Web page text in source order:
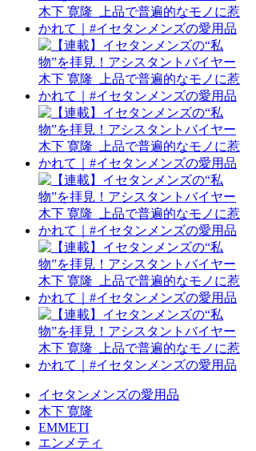
イセタンメンズの愛用品
木下 寛隆
EMMETI
エンメティ